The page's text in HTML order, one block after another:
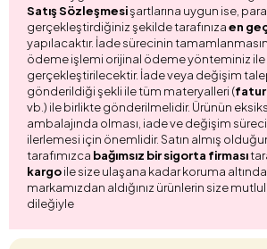
Satış Sözleşmesişartlarına uygun ise,
gerçekleştirdiğiniz şekilde tarafınızaen
yapılacaktır. İade sürecinin
ödeme işlemi orijinal ödeme yönteminiz
gerçekleştirilecektir. İade veya değişim
gönderildiği şekli ile tüm materyalleri (
vb.) ile birlikte gönderilmelidir. Ürünün
ambalajında olması, iade ve değişim
ilerlemesi için önemlidir. Satın almış
tarafımızca bağımsız bir sigorta firması
kargoile size ulaşana kadar koruma
markamızdan aldığınız ürünlerin size
dileğiyle